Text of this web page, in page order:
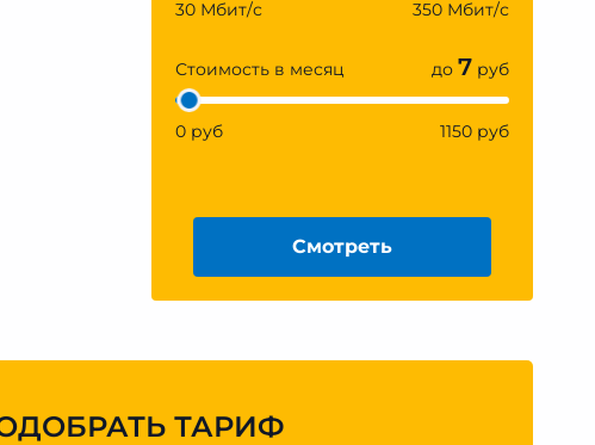
30 Мбит/с 350 Мбит/с
Стоимость в месяц до 7 руб
0 руб 1150 руб
Смотреть
ТАРИФ